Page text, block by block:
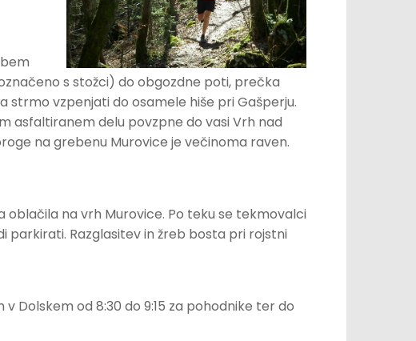
s stožci) do obgozdne poti, prečka
strmo vzpenjati do osamele hiše pri Gašperju.
asfaltiranem delu povzpne do vasi Vrh nad
na grebenu Murovice je večinoma raven.
na vrh Murovice. Po teku se tekmovalci
parkirati. Razglasitev in žreb bosta pri rojstni
Dolskem od 8:30 do 9:15 za pohodnike ter do